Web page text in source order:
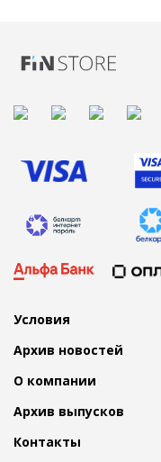
Условия
Архив новостей
О компании
Архив выпусков
Контакты